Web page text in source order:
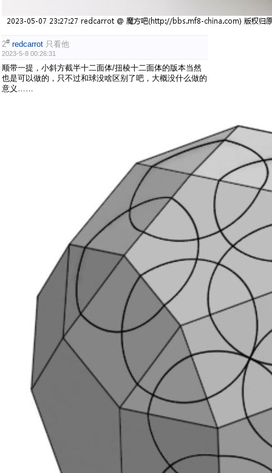
2# redcarrot 只看他
2023-5-8 00:26:31
顺带一提，小斜方截半十二面体/扭棱十二面体的版本当然
也是可以做的，只不过和球没啥区别了吧，大概没什么做的
意义……